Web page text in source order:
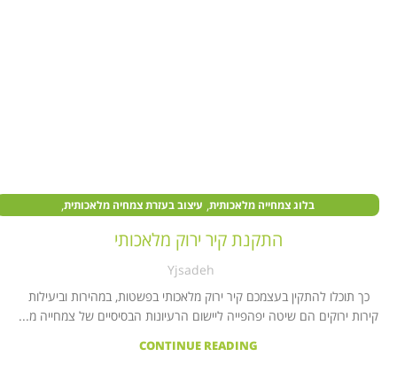
בלוג צמחייה מלאכותית, עיצוב בעזרת צמחיה מלאכותית,
התקנת קיר ירוק מלאכותי
Yjsadeh
כך תוכלו להתקין בעצמכם קיר ירוק מלאכותי בפשטות, במהירות וביעילות
קירות ירוקים הם שיטה יפהפייה ליישום הרעיונות הבסיסיים של צמחייה מ...
CONTINUE READING